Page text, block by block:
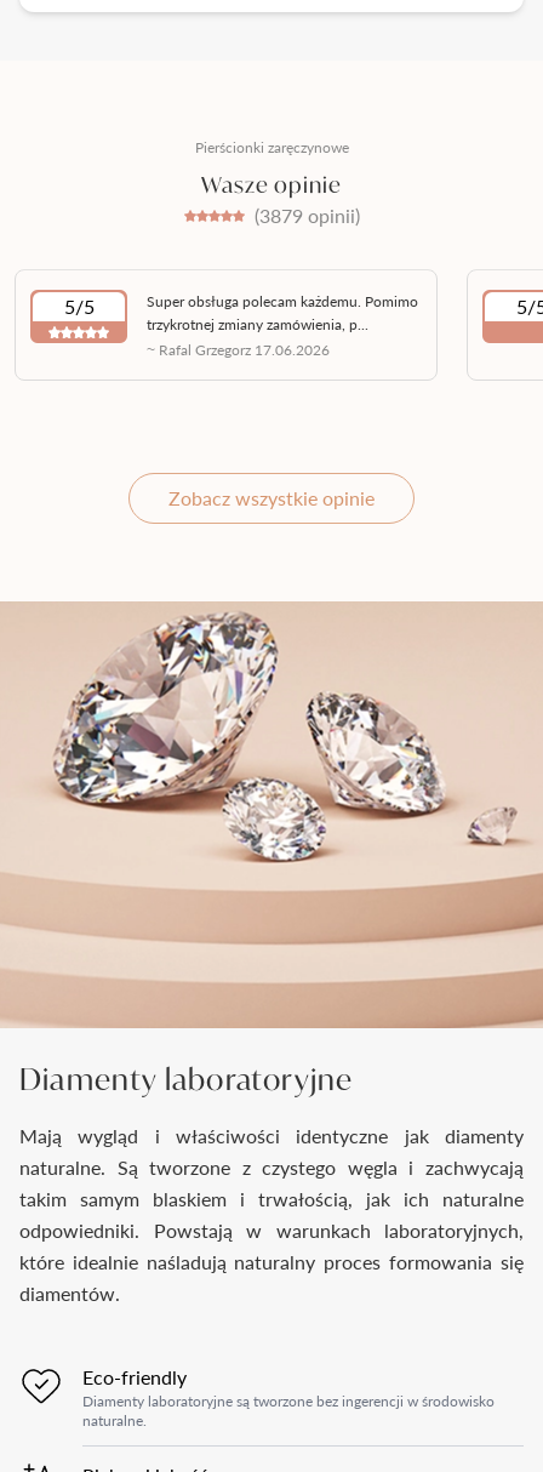
Pierścionki zaręczynowe
Wasze opinie
(3879 opinii)
5/5
Super obsługa polecam każdemu. Pomimo
trzykrotnej zmiany zamówienia, p...
~ Rafal Grzegorz 17.06.2026
5/
Zobacz wszystkie opinie
Diamenty laboratoryjne
Mają wygląd i właściwości identyczne jak diamenty
naturalne. Są tworzone z czystego węgla i zachwycają
takim samym blaskiem i trwałością, jak ich naturalne
odpowiedniki. Powstają w warunkach laboratoryjnych,
które idealnie naśladują naturalny proces formowania się
diamentów.
Eco-friendly
Diamenty laboratoryjne są tworzone bez ingerencji w środowisko
naturalne.